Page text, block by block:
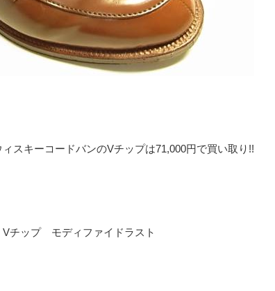
スキーコードバンのVチップは71,000円で買い取り!!
Vチップ モディファイドラスト